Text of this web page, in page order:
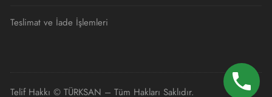
Teslimat ve İade İşlemleri
Telif Hakkı © TÜRKSAN – Tüm Hakları Saklıdır.